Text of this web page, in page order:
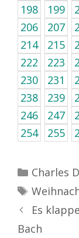
198
199
206
207
214
215
222
223
230
231
238
239
246
247
254
255
Charles
Es
Bach